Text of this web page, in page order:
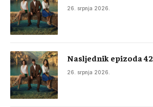
26. srpnja 2026.
Nasljednik epizoda 42
26. srpnja 2026.